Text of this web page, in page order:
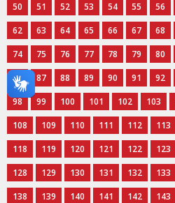
50
51 52 53 54 55 56
62
63 64 65 66 67 68
74
75 76 77 78 79 80
86
87 88 89 90 91 92
98
99 100 101 102 103
108
109 110 111 112 113
118
119 120 121 122 123
128
129 130 131 132 133
138
139 140 141 142 143